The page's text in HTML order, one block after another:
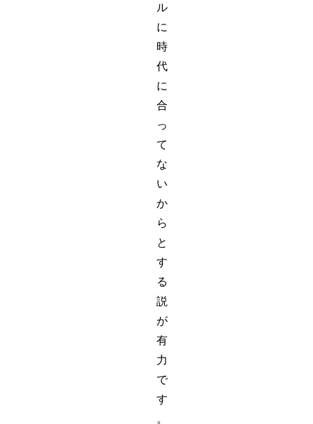
ル
に
時
代
に
合
っ
て
な
い
か
ら
と
す
る
説
が
有
力
で
す
。